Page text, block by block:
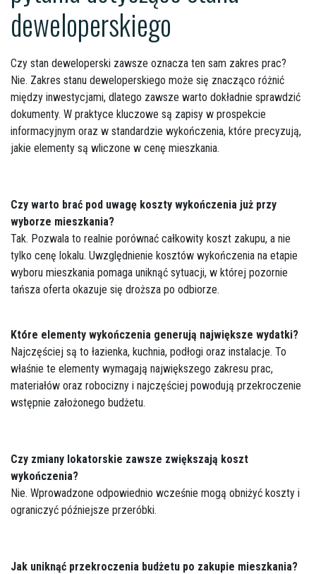
deweloperskiego
Czy stan deweloperski zawsze oznacza ten sam zakres prac?
Nie. Zakres stanu deweloperskiego może się znacząco różnić
między inwestycjami, dlatego zawsze warto dokładnie sprawdzić
dokumenty. W praktyce kluczowe są zapisy w prospekcie
informacyjnym oraz w standardzie wykończenia, które precyzują,
jakie elementy są wliczone w cenę mieszkania.
Czy warto brać pod uwagę koszty wykończenia już przy
wyborze mieszkania?
Tak. Pozwala to realnie porównać całkowity koszt zakupu, a nie
tylko cenę lokalu. Uwzględnienie kosztów wykończenia na etapie
wyboru mieszkania pomaga uniknąć sytuacji, w której pozornie
tańsza oferta okazuje się droższa po odbiorze.
Które elementy wykończenia generują największe wydatki?
Najczęściej są to łazienka, kuchnia, podłogi oraz instalacje. To
właśnie te elementy wymagają największego zakresu prac,
materiałów oraz robocizny i najczęściej powodują przekroczenie
wstępnie założonego budżetu.
Czy zmiany lokatorskie zawsze zwiększają koszt
wykończenia?
Nie. Wprowadzone odpowiednio wcześnie mogą obniżyć koszty i
ograniczyć późniejsze przeróbki.
Jak uniknąć przekroczenia budżetu po zakupie mieszkania?